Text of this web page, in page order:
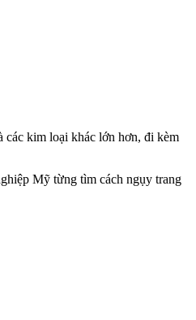
các kim loại khác lớn hơn, đi kèm
Mỹ từng tìm cách ngụy trang